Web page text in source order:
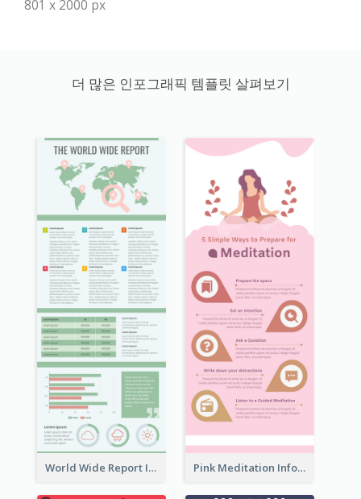
801 x 2000 px
더 많은 인포그래픽 템플릿 살펴보기
World Wide Report Infographic Pink Meditation Infographic